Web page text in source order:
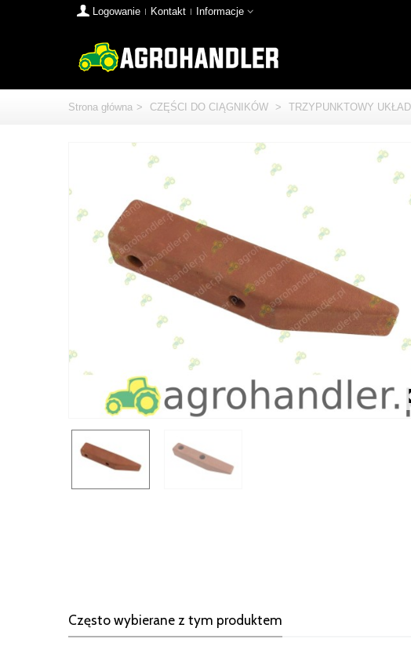
Logowanie Kontakt Informacje
Strona główna > CZĘŚCI DO CIĄGNIKÓW > TRZYPUNKTOWY
Często wybierane z tym produktem